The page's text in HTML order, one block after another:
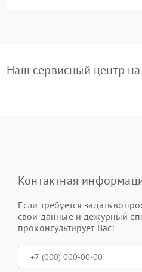
Наш сервисный центр
Контактная
Если требуется задать
свои данные и дежурный
проконсультирует Вас!